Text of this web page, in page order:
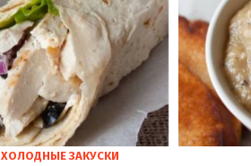
ХОЛОДНЫЕ ЗАКУСКИ